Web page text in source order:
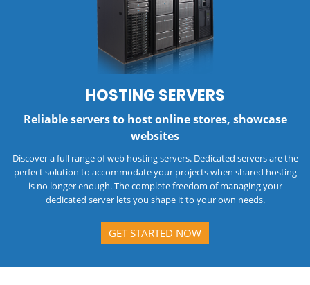
HOSTING SERVERS
Reliable servers to host online stores, showcase
websites
Discover a full range of web hosting servers. Dedicated servers are the
perfect solution to accommodate your projects when shared hosting
is no longer enough. The complete freedom of managing your
dedicated server lets you shape it to your own needs.
GET STARTED NOW